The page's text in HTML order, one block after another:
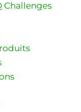
Challenges